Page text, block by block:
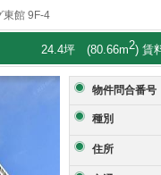
東館 9F-4
24.4坪 (80.66m2) 賃
物件問合番号
種別
住所